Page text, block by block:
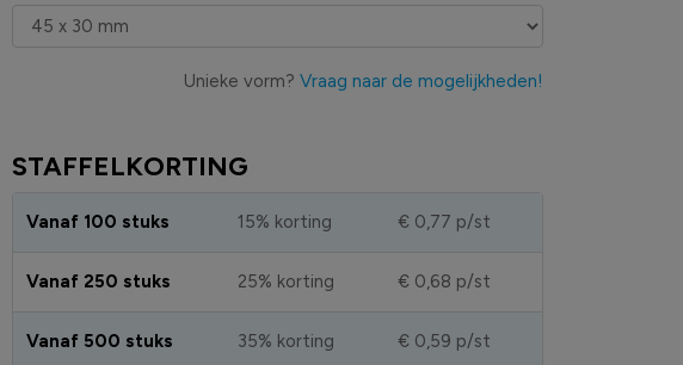
Unieke vorm? Vraag naar de mogelijkheden!
STAFFELKORTING
Vanaf 100 stuks 15% korting € 0,77 p/st
Vanaf 250 stuks 25% korting € 0,68 p/st
Vanaf 500 stuks 35% korting € 0,59 p/st